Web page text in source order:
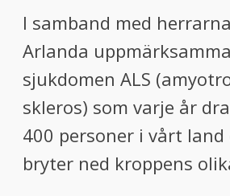
I samband med
Arlanda
sjukdomen ALS
skleros) som varje år
400 personer i vårt land
bryter ned kroppens